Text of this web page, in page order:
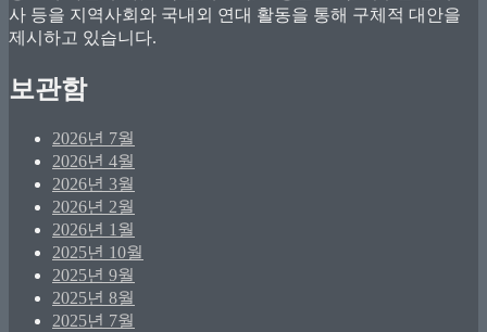
사 등을 지역사회와 국내외 연대 활동을 통해 구체적 대안을
제시하고 있습니다.
보관함
2026년 7월
2026년 4월
2026년 3월
2026년 2월
2026년 1월
2025년 10월
2025년 9월
2025년 8월
2025년 7월